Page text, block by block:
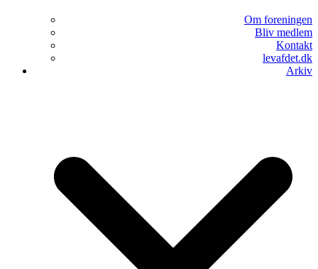
Om foreningen
Bliv medlem
Kontakt
levafdet.dk
Arkiv